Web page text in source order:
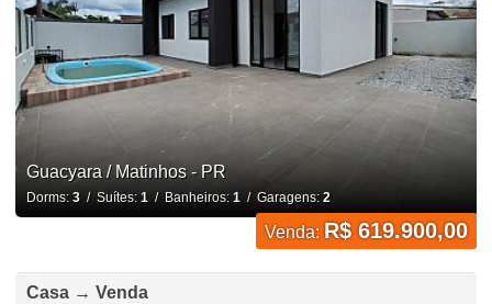
Guacyara / Matinhos - PR
Dorms: 3/ Suítes: 1/ Banheiros: 1/ Garagens: 2
Venda: R$ 619.900,00
Casa → Venda